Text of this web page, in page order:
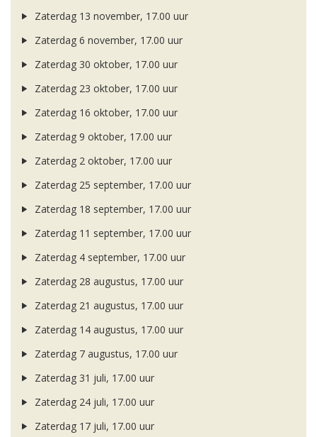
Zaterdag 13 november, 17.00 uur
Zaterdag 6 november, 17.00 uur
Zaterdag 30 oktober, 17.00 uur
Zaterdag 23 oktober, 17.00 uur
Zaterdag 16 oktober, 17.00 uur
Zaterdag 9 oktober, 17.00 uur
Zaterdag 2 oktober, 17.00 uur
Zaterdag 25 september, 17.00 uur
Zaterdag 18 september, 17.00 uur
Zaterdag 11 september, 17.00 uur
Zaterdag 4 september, 17.00 uur
Zaterdag 28 augustus, 17.00 uur
Zaterdag 21 augustus, 17.00 uur
Zaterdag 14 augustus, 17.00 uur
Zaterdag 7 augustus, 17.00 uur
Zaterdag 31 juli, 17.00 uur
Zaterdag 24 juli, 17.00 uur
Zaterdag 17 juli, 17.00 uur